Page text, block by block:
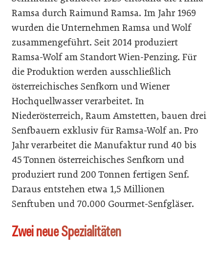
Ramsa durch Raimund Ramsa. Im Jahr 1969
wurden die Unternehmen Ramsa und Wolf
zusammengeführt. Seit 2014 produziert
Ramsa-Wolf am Standort Wien-Penzing. Für
die Produktion werden ausschließlich
österreichisches Senfkorn und Wiener
Hochquellwasser verarbeitet. In
Niederösterreich, Raum Amstetten, bauen drei
Senfbauern exklusiv für Ramsa-Wolf an. Pro
Jahr verarbeitet die Manufaktur rund 40 bis
45 Tonnen österreichisches Senfkorn und
produziert rund 200 Tonnen fertigen Senf.
Daraus entstehen etwa 1,5 Millionen
Senftuben und 70.000 Gourmet-Senfgläser.
Zwei neue Spezialitäten